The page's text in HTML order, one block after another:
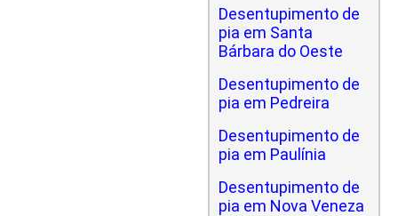
Desentupimento de
pia em Santa
Bárbara do Oeste
Desentupimento de
pia em Pedreira
Desentupimento de
pia em Paulínia
Desentupimento de
pia em Nova Veneza